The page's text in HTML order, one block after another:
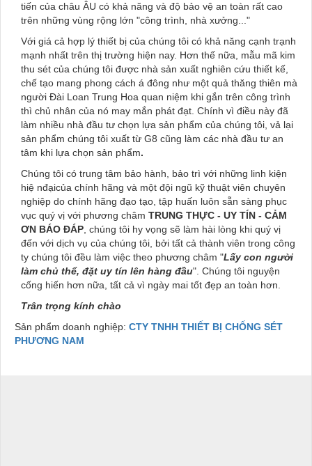
tiến của châu ÂU có khả năng và độ bảo vệ an toàn rất cao
trên những vùng rộng lớn "công trình, nhà xưởng..."
Với giá cả hợp lý thiết bị của chúng tôi có khả năng cạnh trạnh
mạnh nhất trên thị trường hiện nay. Hơn thế nữa, mẫu mã kim
thu sét của chúng tôi được nhà sản xuất nghiên cứu thiết kế,
chế tạo mang phong cách á đông như một quả thăng thiên mà
người Đài Loan Trung Hoa quan niệm khi gắn trên công trình
thì chủ nhân của nó may mắn phát đạt. Chính vì điều này đã
làm nhiều nhà đầu tư chọn lựa sản phẩm của chúng tôi, vả lại
sản phẩm chúng tôi xuất từ G8 cũng làm các nhà đầu tư an
tâm khi lựa chọn sản phẩm.
Chúng tôi có trung tâm bảo hành, bảo trì với những linh kiện
hiệ nđạicủa chính hãng và một đội ngũ kỹ thuật viên chuyên
nghiệp do chính hãng đạo tạo, tập huấn luôn sẵn sàng phục
vục quý vị với phương châm TRUNG THỰC - UY TÍN - CẢM
ƠN BÁO ĐÁP , chúng tôi hy vọng sẽ làm hài lòng khi quý vị
đến với dịch vụ của chúng tôi, bởi tất cả thành viên trong công
ty chúng tôi đều làm việc theo phương châm "Lấy con người
làm chủ thể, đặt uy tín lên hàng đầu" . Chúng tôi nguyện
cống hiến hơn nữa, tất cả vì ngày mai tốt đẹp an toàn hơn.
Trân trọng kính chào
Sản phẩm doanh nghiệp: CTY TNHH THIẾT BỊ CHỐNG SÉT
PHƯƠNG NAM